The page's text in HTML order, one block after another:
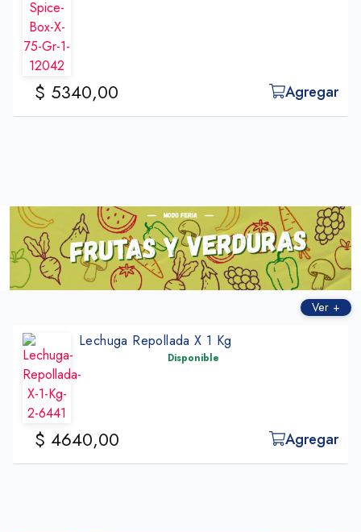
$ 5340,00 Agregar
Ver +
Lechuga Repollada X 1 Kg
Disponible
$ 4640,00 Agregar